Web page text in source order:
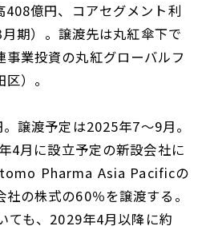
408億円、コアセグメント利
期）。譲渡先は丸紅傘下で
業投資の丸紅グローバルフ
）。
譲渡予定は2025年7～9月。
4月に設立予定の新設会社に
Pharma Asia Pacificの
の株式の60％を譲渡する。
ても、2029年4月以降に約